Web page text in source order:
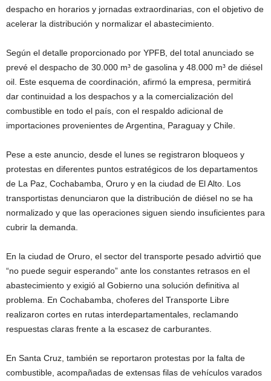
despacho en horarios y jornadas extraordinarias, con el objetivo de
acelerar la distribución y normalizar el abastecimiento.
Según el detalle proporcionado por YPFB, del total anunciado se
prevé el despacho de 30.000 m³ de gasolina y 48.000 m³ de diésel
oil. Este esquema de coordinación, afirmó la empresa, permitirá
dar continuidad a los despachos y a la comercialización del
combustible en todo el país, con el respaldo adicional de
importaciones provenientes de Argentina, Paraguay y Chile.
Pese a este anuncio, desde el lunes se registraron bloqueos y
protestas en diferentes puntos estratégicos de los departamentos
de La Paz, Cochabamba, Oruro y en la ciudad de El Alto. Los
transportistas denunciaron que la distribución de diésel no se ha
normalizado y que las operaciones siguen siendo insuficientes para
cubrir la demanda.
En la ciudad de Oruro, el sector del transporte pesado advirtió que
“no puede seguir esperando” ante los constantes retrasos en el
abastecimiento y exigió al Gobierno una solución definitiva al
problema. En Cochabamba, choferes del Transporte Libre
realizaron cortes en rutas interdepartamentales, reclamando
respuestas claras frente a la escasez de carburantes.
En Santa Cruz, también se reportaron protestas por la falta de
combustible, acompañadas de extensas filas de vehículos varados